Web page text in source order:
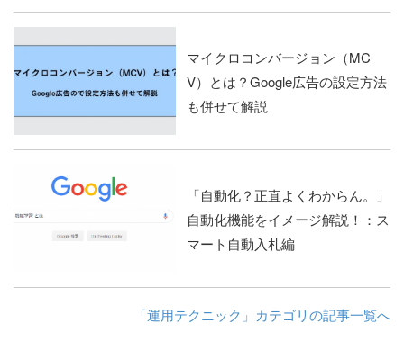
マイクロコンバージョン（MC
V）とは？Google広告の設定方法
も併せて解説
「自動化？正直よくわからん。」
自動化機能をイメージ解説！：ス
マート自動入札編
「運用テクニック」カテゴリの記事一覧へ